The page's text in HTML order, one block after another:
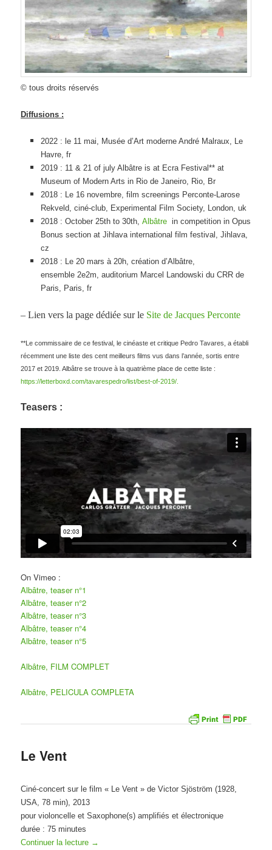
© tous droits réservés
Diffusions :
2022 : le 11 mai, Musée d’Art moderne André Malraux, Le
Havre, fr
2019 : 11 & 21 of july Albâtre is at Ecra Festival** at
Museum of Modern Arts in Rio de Janeiro, Rio, Br
2018 : Le 16 novembre, film screenings Perconte-Larose
Rekveld, ciné-club, Experimental Film Society, London, uk
2018 : October 25th to 30th, Albâtrein competition in Opus
Bonus section at Jihlava international film festival, Jihlava,
cz
2018 : Le 20 mars à 20h, création d’Albâtre,
ensemble 2e2m, auditorium Marcel Landowski du CRR de
Paris, Paris, fr
– Lien vers la page dédiée sur le Site de Jacques Perconte
**Le commissaire de ce festival, le cinéaste et critique Pedro Tavares, a établi
récemment une liste des cent meilleurs films vus dans l’année, sortis entre
2017 et 2019. Albâtre se trouve à la quatrième place de cette liste :
https://letterboxd.com/tavarespedro/list/best-of-2019/.
Teasers :
On Vimeo :
Albâtre, teaser n°1
Albâtre, teaser n°2
Albâtre, teaser n°3
Albâtre, teaser n°4
Albâtre, teaser n°5
Albâtre, FILM COMPLET
Albâtre, PELICULA COMPLETA
Le Vent
Ciné-concert sur le film « Le Vent » de Victor Sjöström (1928,
USA, 78 min), 2013
pour violoncelle et Saxophone(s) amplifiés et électronique
durée : 75 minutes
Continuer la lecture →